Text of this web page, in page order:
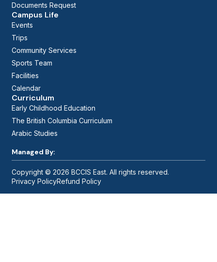
Documents Request
Campus Life
Events
Trips
Community Services
Sports Team
Facilities
Calendar
Curriculum
Early Childhood Education
The British Columbia Curriculum
Arabic Studies
Managed By:
Copyright © 2026 BCCIS East. All rights reserved.
Privacy PolicyRefund Policy